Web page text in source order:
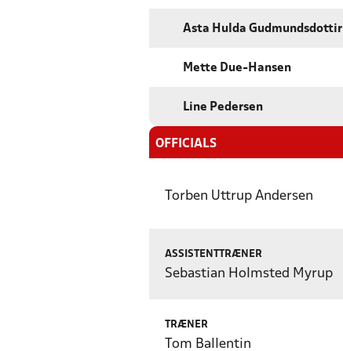
Asta Hulda Gudmundsdottir
Mette Due-Hansen
Line Pedersen
OFFICIALS
Torben Uttrup Andersen
ASSISTENTTRÆNER
Sebastian Holmsted Myrup
TRÆNER
Tom Ballentin